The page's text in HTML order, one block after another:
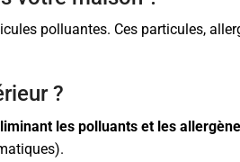
polluantes. Ces particules,
?
les polluants et les